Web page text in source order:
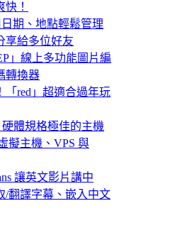
！
期、地點輕鬆管理
享給多位好友
」線上多功能圖片編
轉換器
「red」超適合過年玩
硬體規格極佳的主機
擬主機、VPS 與
讓英文影片講中
/翻譯字幕、嵌入中文